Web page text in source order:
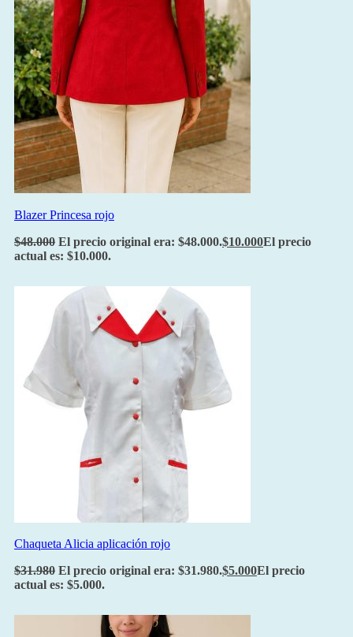
Blazer Princesa rojo
$48.000 El precio original era: $48.000.$10.000El precio
actual es: $10.000.
Chaqueta Alicia aplicación rojo
$31.980 El precio original era: $31.980.$5.000El precio
actual es: $5.000.